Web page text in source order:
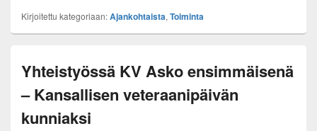
Kirjoitettu kategoriaan:Ajankohtaista, Toiminta
Yhteistyössä KV Asko ensimmäisenä
– Kansallisen veteraanipäivän
kunniaksi